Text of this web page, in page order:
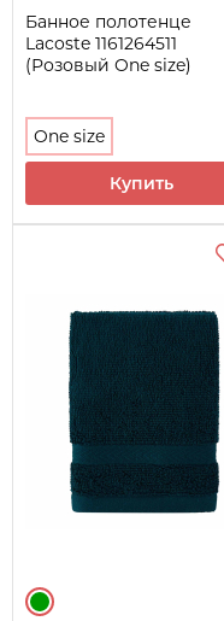
Банное полотенце
Lacoste 1161264511
(Розовый One size)
One size
Купить